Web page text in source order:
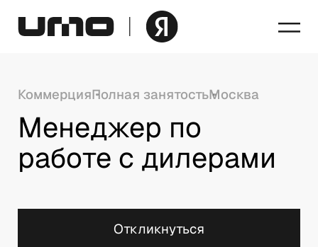
КоммерцияПолная занятостьМосква
Менеджер по
работе с дилерами
Откликнуться